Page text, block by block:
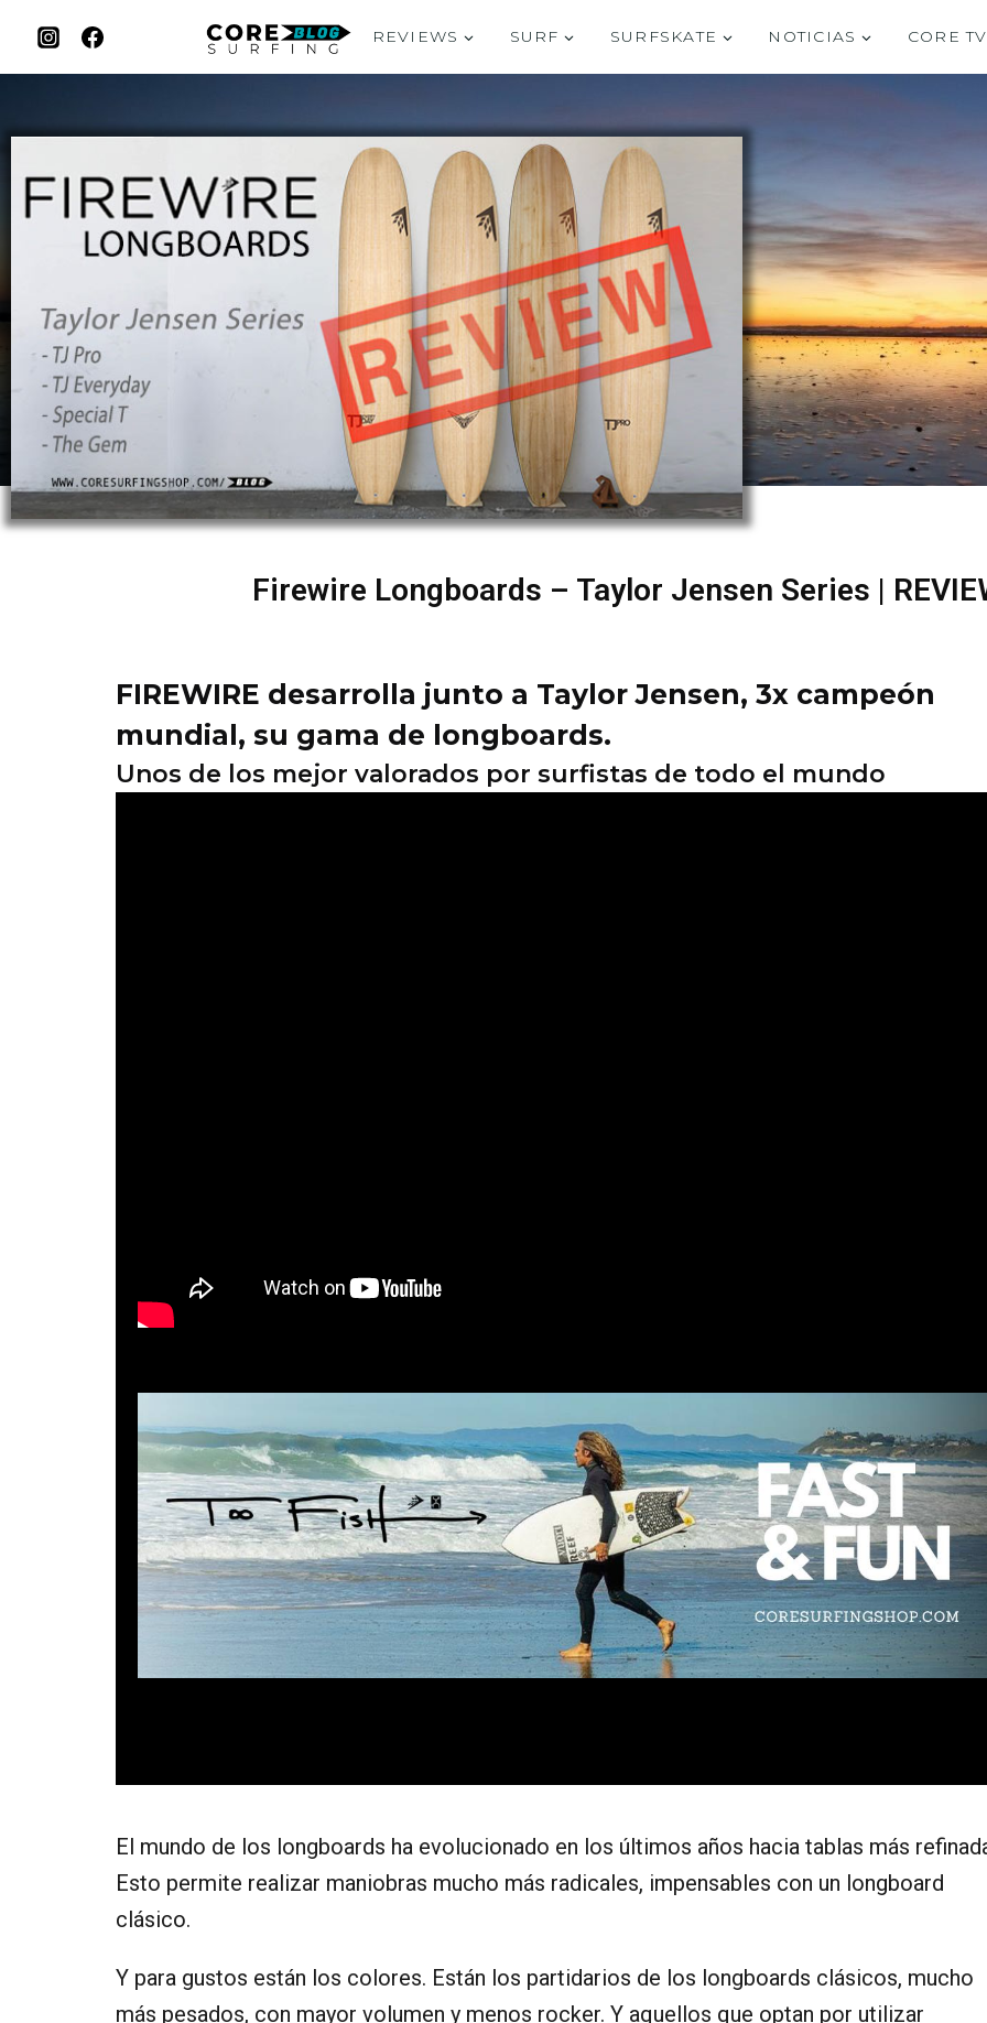
REVIEWS SURF SURFSKATE NOTICIAS CORE TV
Firewire Longboards – Taylor Jensen Series |
FIREWIRE desarrolla junto a Taylor Jensen, 3x campeón
mundial, su gama de longboards.
Unos de los mejor valorados por surfistas de todo el mundo
El mundo de los longboards ha evolucionado en los últimos años hacia tablas más
Esto permite realizar maniobras mucho más radicales, impensables con un longboard
clásico.
Y para gustos están los colores. Están los partidarios de los longboards clásicos, mucho
más pesados, con mayor volumen y menos rocker. Y aquellos que optan por utilizar